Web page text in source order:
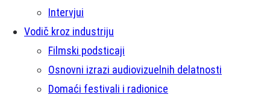
Intervjui
Vodič kroz industriju
Filmski podsticaji
Osnovni izrazi audiovizuelnih delatnosti
Domaći festivali i radionice